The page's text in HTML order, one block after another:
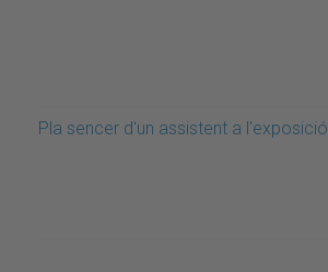
Pla sencer d'un assistent a l'exposició